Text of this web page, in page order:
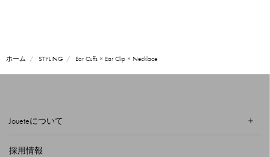
ホーム STYLING Ear Cuffs × Ear Clip × Necklace
Joueteについて
採用情報